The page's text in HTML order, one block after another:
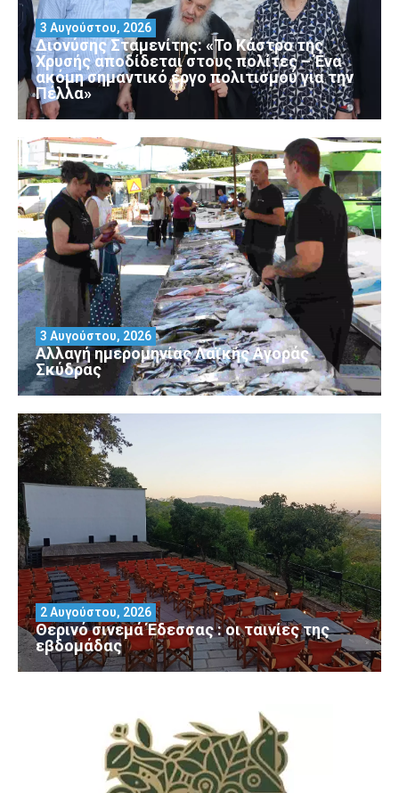
Διονύσης Σταμενίτης: «Το Κάστρο της
Χρυσής αποδίδεται στους πολίτες – Ένα
ακόμη σημαντικό έργο πολιτισμού για την
Πέλλα»
3 Αυγούστου, 2026
Αλλαγή ημερομηνίας Λαϊκής Αγοράς
Σκύδρας
3 Αυγούστου, 2026
Θερινό σινεμά Έδεσσας : οι ταινίες της
εβδομάδας
2 Αυγούστου, 2026